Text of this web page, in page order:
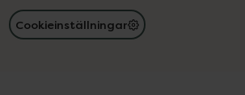
Cookieinställningar